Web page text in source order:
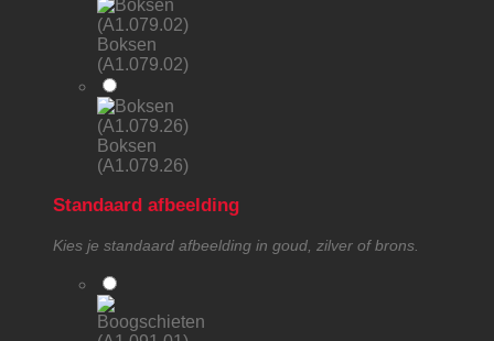
Boksen
(A1.079.02)
Boksen
(A1.079.26)
Standaard afbeelding
Kies je standaard afbeelding in goud, zilver of brons.